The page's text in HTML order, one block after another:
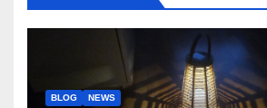
BLOG NEWS